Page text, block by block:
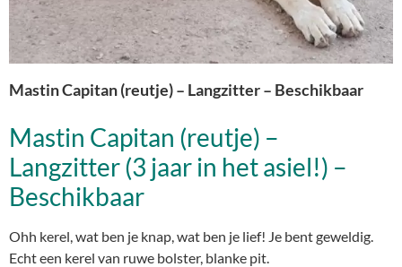
Mastin Capitan (reutje) – Langzitter – Beschikbaar
Mastin Capitan (reutje) –
Langzitter (3 jaar in het asiel!) –
Beschikbaar
Ohh kerel, wat ben je knap, wat ben je lief! Je bent geweldig.
Echt een kerel van ruwe bolster, blanke pit.